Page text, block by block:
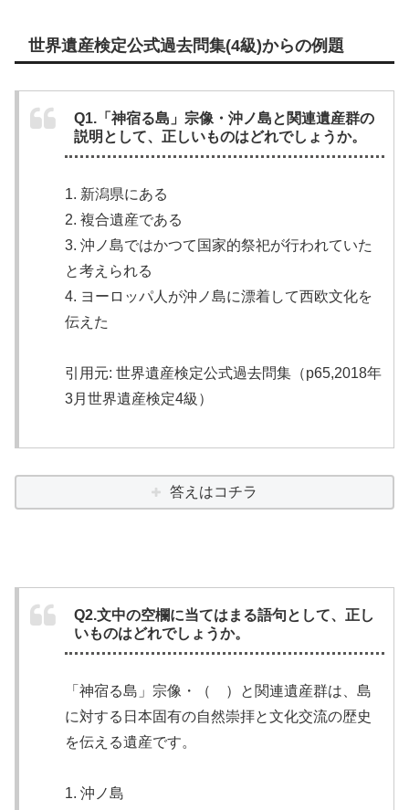
世界遺産検定公式過去問集(4級)からの例題
Q1.「神宿る島」宗像・沖ノ島と関連遺産群の
説明として、正しいものはどれでしょうか。
1. 新潟県にある
2. 複合遺産である
3. 沖ノ島ではかつて国家的祭祀が行われていた
と考えられる
4. ヨーロッパ人が沖ノ島に漂着して西欧文化を
伝えた
引用元: 世界遺産検定公式過去問集（p65,2018年
3月世界遺産検定4級）
答えはコチラ
Q2.文中の空欄に当てはまる語句として、正し
いものはどれでしょうか。
「神宿る島」宗像・（ ）と関連遺産群は、島
に対する日本固有の自然崇拝と文化交流の歴史
を伝える遺産です。
1. 沖ノ島